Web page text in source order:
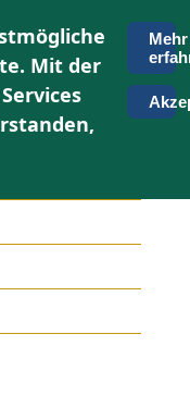
Mit der
Mehr